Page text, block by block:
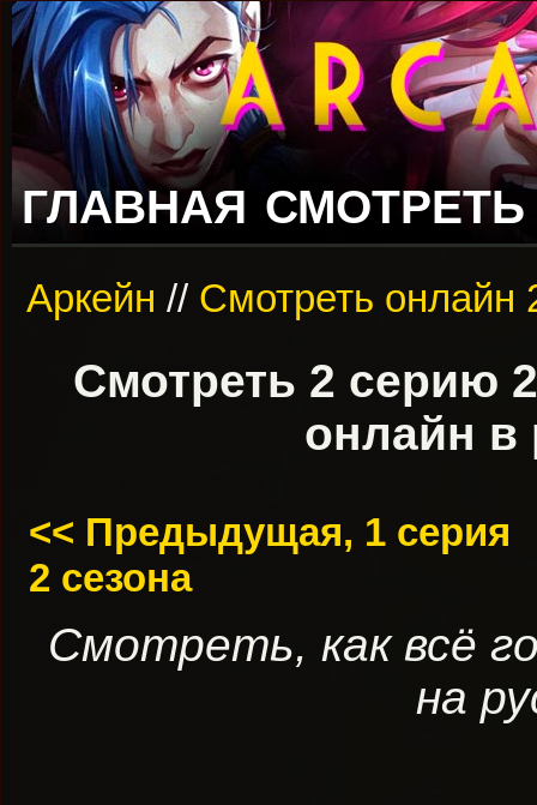
ГЛАВНАЯ
Аркейн // Смотреть онлайн
Смотреть 2 серию
онлайн в
<< Предыдущая, 1 серия
2 сезона
Смотреть, как всё
на